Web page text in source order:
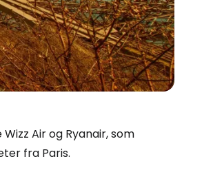
Air og Ryanair, som
fra Paris.